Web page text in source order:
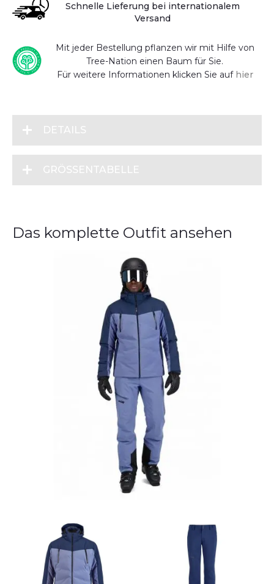
Schnelle Lieferung bei internationalem
Versand
Mit jeder Bestellung pflanzen wir mit Hilfe von
Tree-Nation einen Baum für Sie.
Für weitere Informationen klicken Sie auf hier
DETAILS
GRÖSSENTABELLE
Das komplette Outfit ansehen